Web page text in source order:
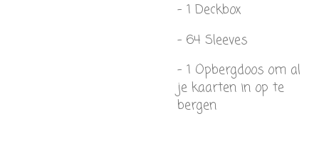
- 1 Deckbox
- 64 Sleeves
- 1 Opbergdoos om al
je kaarten in op te
bergen